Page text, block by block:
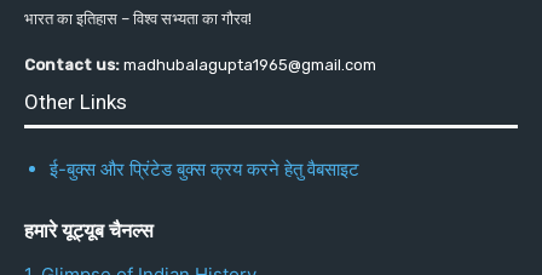
भारत का इतिहास – विश्व सभ्यता का गौरव!
Contact us: madhubalagupta1965@gmail.com
Other Links
ई-बुक्स और प्रिंटेड बुक्स क्रय करने हेतु वैबसाइट
हमारे यूट्यूब चैनल्स